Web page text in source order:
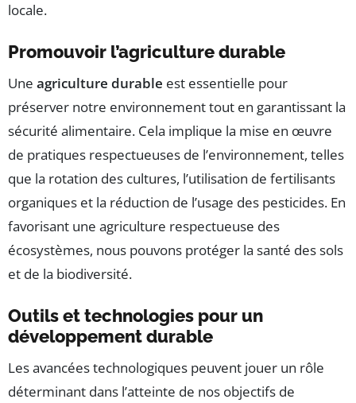
locale.
Promouvoir l’agriculture durable
Une agriculture durable est essentielle pour
préserver notre environnement tout en garantissant la
sécurité alimentaire. Cela implique la mise en œuvre
de pratiques respectueuses de l’environnement, telles
que la rotation des cultures, l’utilisation de fertilisants
organiques et la réduction de l’usage des pesticides. En
favorisant une agriculture respectueuse des
écosystèmes, nous pouvons protéger la santé des sols
et de la biodiversité.
Outils et technologies pour un
développement durable
Les avancées technologiques peuvent jouer un rôle
déterminant dans l’atteinte de nos objectifs de